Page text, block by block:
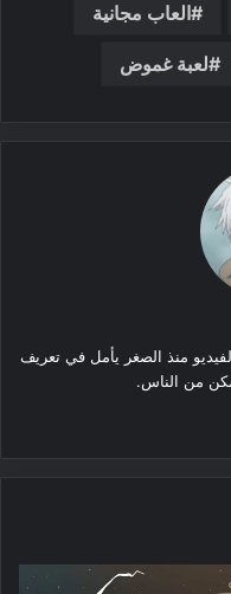
العاب مجانية
لعبة غموض
منذ الصغر يأمل في تعريف
من الناس.